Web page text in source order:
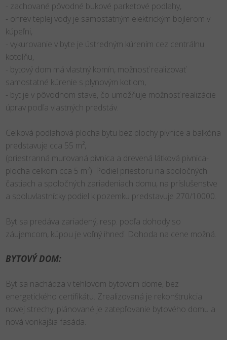
- zachované pôvodné bukové parketové podlahy,
- ohrev teplej vody je samostatným elektrickým bojlerom v
kúpeľni,
- vykurovanie v byte je ústredným kúrením cez centrálnu
kotolňu,
- bytový dom má vlastný komín, možnosť realizovať
samostatné kúrenie s plynovým kotlom,
- byt je v pôvodnom stave, čo umožňuje možnosť realizácie
úprav podľa vlastných predstáv.
Celková podlahová plocha bytu bez plochy pivnice a balkóna
predstavuje cca 55 m²,
(priestranná murovaná pivnica a drevená látková pivnica-
plocha celkom cca 5 m²). Podiel priestoru na spoločných
častiach a spoločných zariadeniach domu, na príslušenstve
a spoluvlastnícky podiel k pozemku predstavuje 270/10000.
Byt sa predáva zariadený, resp. podľa dohody so
záujemcom, kúpou je voľný ihneď. Dohoda na cene možná.
BYTOVÝ DOM:
Byt sa nachádza v tehlovom bytovom dome, bez
energetického certifikátu. Zrealizovaná je rekonštrukcia
novej strechy, plánované je zatepľovanie bytového domu a
nová vonkajšia fasáda.